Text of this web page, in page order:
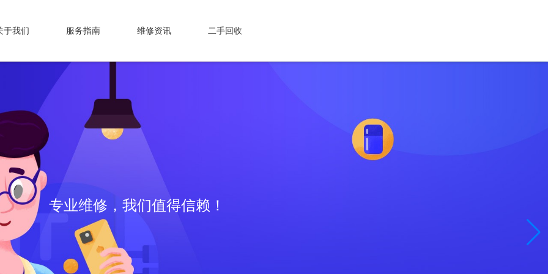
于我们 服务指南 维修资讯 二手回收
专业维修，我们值得信赖！